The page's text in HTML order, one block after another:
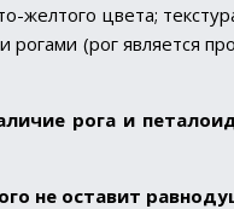
цвета;
(рог является
рога и
не оставит